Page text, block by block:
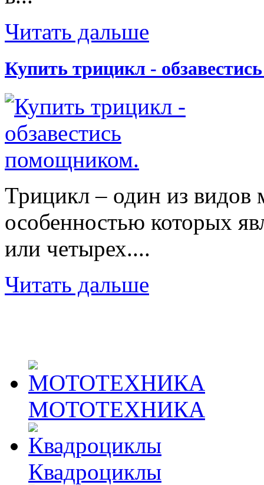
Читать дальше
Купить трицикл -
Трицикл – один из видов
особенностью которых
или четырех....
Читать дальше
МОТОТЕХНИКА
Квадроциклы